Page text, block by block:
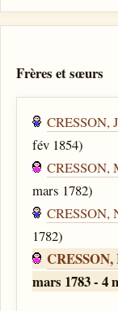
Frères et sœurs
CRESSON,
fév 1854)
CRESSON,
mars 1782)
CRESSON,
1782)
mars 1783 - 4